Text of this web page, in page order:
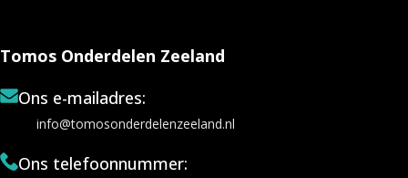
Tomos Onderdelen Zeeland
Ons e-mailadres:
info@tomosonderdelenzeeland.nl
Ons telefoonnummer: